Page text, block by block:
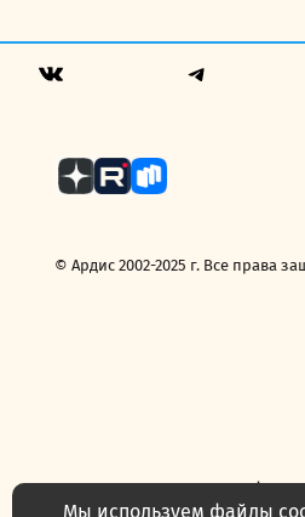
© Ардис 2002-2025 г. Все права
Политика
Договор —
Мы используем файлы